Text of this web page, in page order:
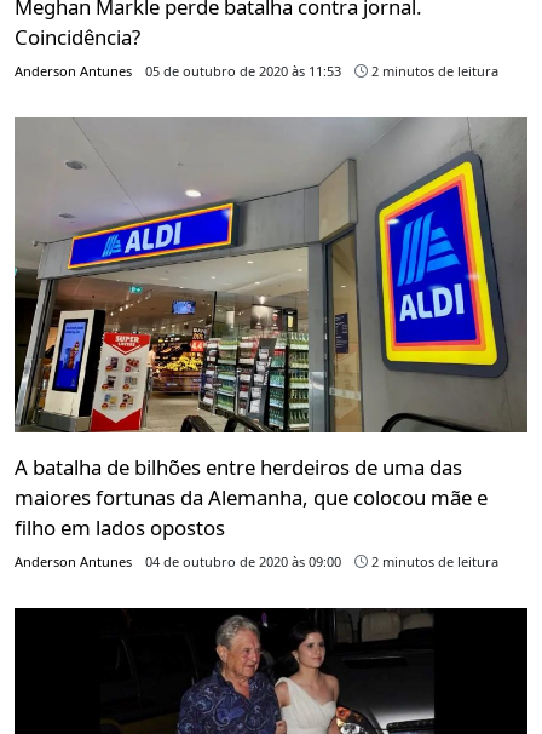
Meghan Markle perde batalha contra jornal.
Coincidência?
Anderson Antunes 05 de outubro de 2020 às 11:53 2 minutos de leitura
A batalha de bilhões entre herdeiros de uma das
maiores fortunas da Alemanha, que colocou mãe e
filho em lados opostos
Anderson Antunes 04 de outubro de 2020 às 09:00 2 minutos de leitura